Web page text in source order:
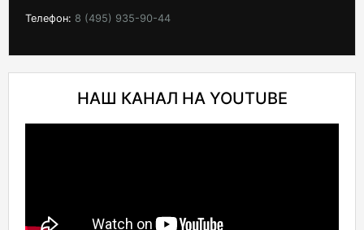
Телефон: 8 (495) 935-90-44
НАШ КАНАЛ НА YOUTUBE